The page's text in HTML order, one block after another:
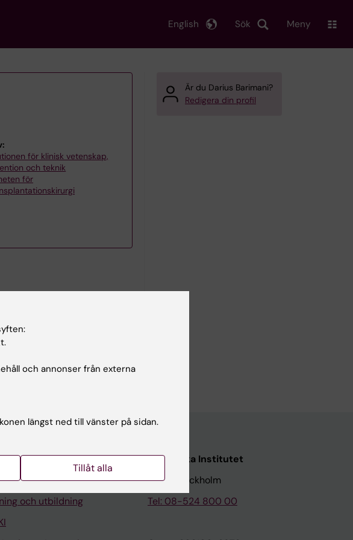
Sök
English Meny
för klinisk vetenskap,
och teknik
för
a systematic
Är du Darius Barimani?
Redigera din profil
besök KI
och utbildning
Karolinska Institutet
171 77 Stockholm
Tel: 08-524 800 00
och annonser från externa
längst ned till vänster på sidan.
Tillåt alla